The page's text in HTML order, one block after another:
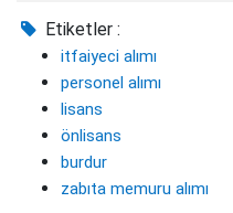
Etiketler :
itfaiyeci alımı
personel alımı
lisans
önlisans
burdur
zabıta memuru alımı